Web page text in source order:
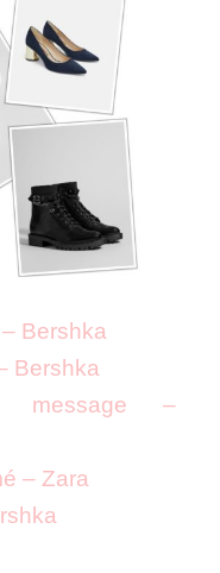
Bershka
Bershka
message –
– Zara